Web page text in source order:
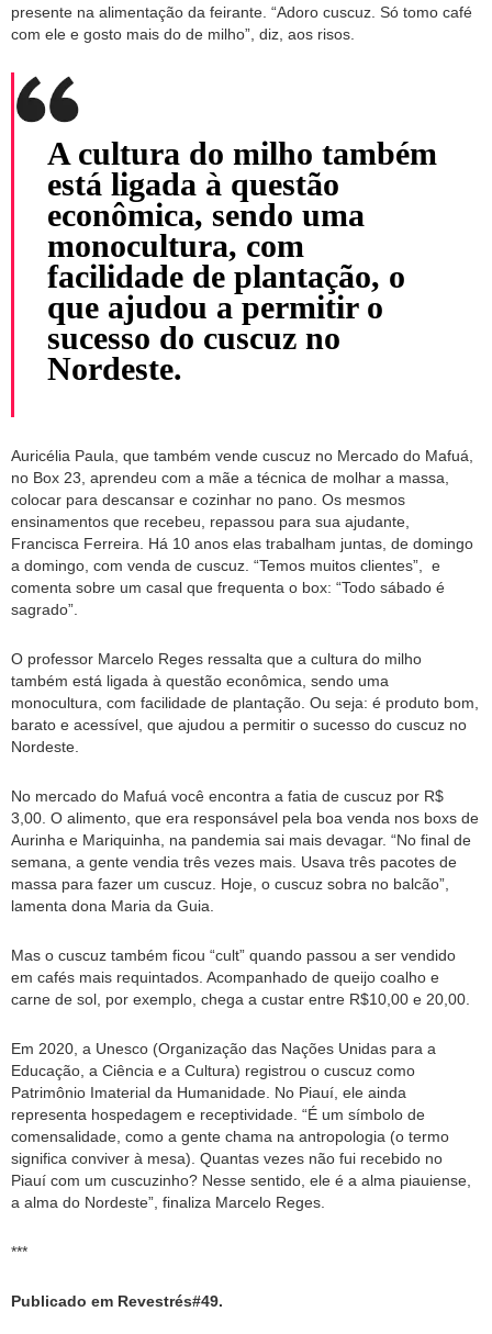
presente na alimentação da feirante. “Adoro cuscuz. Só tomo café
com ele e gosto mais do de milho”, diz, aos risos.
A cultura do milho também
está ligada à questão
econômica, sendo uma
monocultura, com
facilidade de plantação, o
que ajudou a permitir o
sucesso do cuscuz no
Nordeste.
Auricélia Paula, que também vende cuscuz no Mercado do Mafuá,
no Box 23, aprendeu com a mãe a técnica de molhar a massa,
colocar para descansar e cozinhar no pano. Os mesmos
ensinamentos que recebeu, repassou para sua ajudante,
Francisca Ferreira. Há 10 anos elas trabalham juntas, de domingo
a domingo, com venda de cuscuz. “Temos muitos clientes”, e
comenta sobre um casal que frequenta o box: “Todo sábado é
sagrado”.
O professor Marcelo Reges ressalta que a cultura do milho
também está ligada à questão econômica, sendo uma
monocultura, com facilidade de plantação. Ou seja: é produto bom,
barato e acessível, que ajudou a permitir o sucesso do cuscuz no
Nordeste.
No mercado do Mafuá você encontra a fatia de cuscuz por R$
3,00. O alimento, que era responsável pela boa venda nos boxs de
Aurinha e Mariquinha, na pandemia sai mais devagar. “No final de
semana, a gente vendia três vezes mais. Usava três pacotes de
massa para fazer um cuscuz. Hoje, o cuscuz sobra no balcão”,
lamenta dona Maria da Guia.
Mas o cuscuz também ficou “cult” quando passou a ser vendido
em cafés mais requintados. Acompanhado de queijo coalho e
carne de sol, por exemplo, chega a custar entre R$10,00 e 20,00.
Em 2020, a Unesco (Organização das Nações Unidas para a
Educação, a Ciência e a Cultura) registrou o cuscuz como
Patrimônio Imaterial da Humanidade. No Piauí, ele ainda
representa hospedagem e receptividade. “É um símbolo de
comensalidade, como a gente chama na antropologia (o termo
significa conviver à mesa). Quantas vezes não fui recebido no
Piauí com um cuscuzinho? Nesse sentido, ele é a alma piauiense,
a alma do Nordeste”, finaliza Marcelo Reges.
***
Publicado em Revestrés#49.